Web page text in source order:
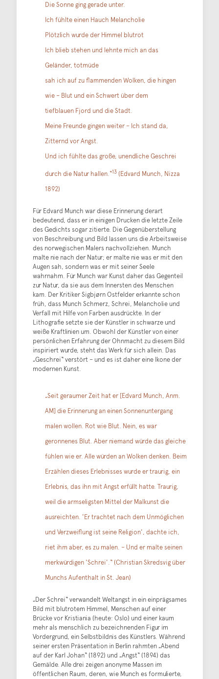
Die Sonne ging gerade unter.
Ich fühlte einen Hauch Melancholie
Plötzlich wurde der Himmel blutrot
Ich blieb stehen und lehnte mich an das
Geländer, totmüde
sah ich auf zu flammenden Wolken, die hingen
wie – Blut und ein Schwert über dem
tiefblauen Fjord und die Stadt.
Meine Freunde gingen weiter – Ich stand da,
Zitternd vor Angst.
Und ich fühlte das große, unendliche Geschrei
durch die Natur hallen.“13(Edvard Munch, Nizza
1892)
Für Edvard Munch war diese Erinnerung derart
bedeutend, dass er in einigen Drucken die letzte Zeile
des Gedichts sogar zitierte. Die Gegenüberstellung
von Beschreibung und Bild lassen uns die Arbeitsweise
des norwegischen Malers nachvollziehen. Munch
malte nie nach der Natur; er malte nie was er mit den
Augen sah, sondern was er mit seiner Seele
wahrnahm. Für Munch war Kunst daher das Gegenteil
zur Natur, da sie aus dem Innersten des Menschen
kam. Der Kritiker Sigbjørn Ostfelder erkannte schon
früh, dass Munch Schmerz, Schrei, Melancholie und
Verfall mit Hilfe von Farben ausdrückte. In der
Lithografie setzte sie der Künstler in schwarze und
weiße Kraftlinien um. Obwohl der Künstler von einer
persönlichen Erfahrung der Ohnmacht zu diesem Bild
inspiriert wurde, steht das Werk für sich allein. Das
„Geschrei“ verstört – und es ist daher eine Ikone der
modernen Kunst.
„Seit geraumer Zeit hat er [Edvard Munch, Anm.
AM] die Erinnerung an einen Sonnenuntergang
malen wollen. Rot wie Blut. Nein, es war
geronnenes Blut. Aber niemand würde das gleiche
fühlen wie er. Alle würden an Wolken denken. Beim
Erzählen dieses Erlebnisses wurde er traurig, ein
Erlebnis, das ihn mit Angst erfüllt hatte. Traurig,
weil die armseligsten Mittel der Malkunst die
ausreichten. 'Er trachtet nach dem Unmöglichen
und Verzweiflung ist seine Religion', dachte ich,
riet ihm aber, es zu malen. – Und er malte seinen
merkwürdigen 'Schrei'.“ (Christian Skredsvig über
Munchs Aufenthalt in St. Jean)
„Der Schrei“ verwandelt Weltangst in ein einprägsames
Bild mit blutrotem Himmel, Menschen auf einer
Brücke vor Kristiania (heute: Oslo) und einer kaum
mehr als menschlich zu bezeichnenden Figur im
Vordergrund, ein Selbstbildnis des Künstlers. Während
seiner ersten Präsentation in Berlin rahmten „Abend
auf der Karl Johan“ (1892) und „Angst“ (1894) das
Gemälde. Alle drei zeigen anonyme Massen im
öffentlichen Raum, deren, wie Munch es formulierte,